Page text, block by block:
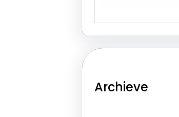
Archieve